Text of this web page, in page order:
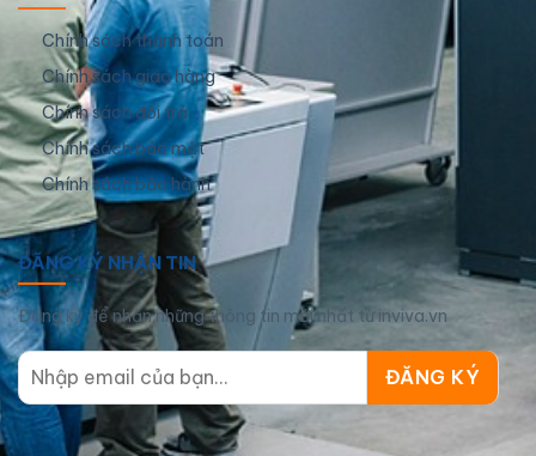
Chính sách thanh toán
Chính sách giao hàng
Chính sách đổi trả
Chính sách bảo mật
Chính sách bảo hành
ĐĂNG KÝ NHẬN TIN
Đăng ký để nhận những thông tin mới nhất từ inviva.vn